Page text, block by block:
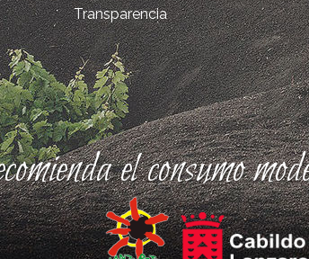
Transparencia
el consumo